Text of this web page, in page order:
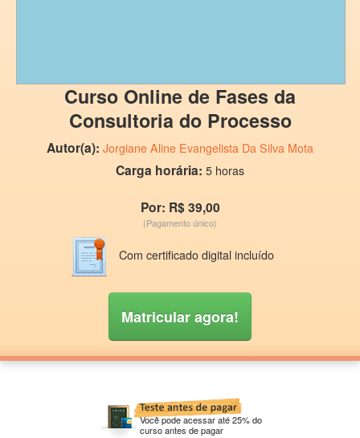
Curso Online de Fases da
Consultoria do Processo
Autor(a): Jorgiane Aline Evangelista Da Silva Mota
Carga horária: 5 horas
Por: R$ 39,00
(Pagamento único)
Com certificado digital incluído
Matricular agora!
Você pode acessar até 25% do
curso antes de pagar